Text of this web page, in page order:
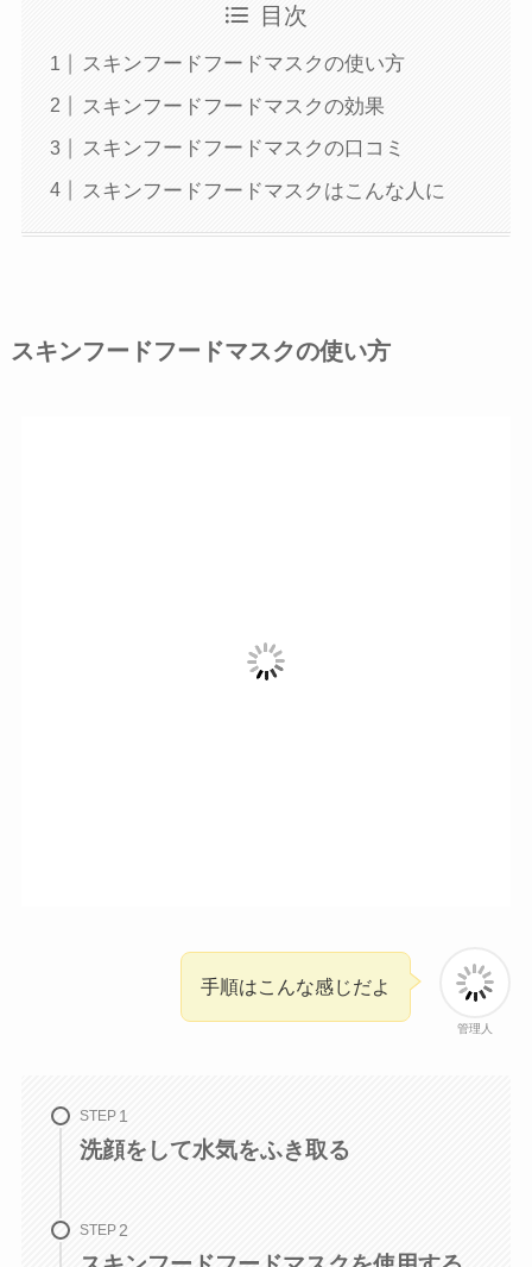
目次
スキンフードフードマスクの使い方
スキンフードフードマスクの効果
スキンフードフードマスクの口コミ
スキンフードフードマスクはこんな人に
スキンフードフードマスクの使い方
管理人
手順はこんな感じだよ
STEP
洗顔をして水気をふき取る
STEP